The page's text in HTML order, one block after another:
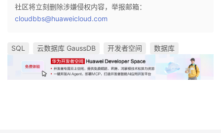
社区将立刻删除涉嫌侵权内容，举报邮箱：
cloudbbs@huaweicloud.com
SQL 云数据库 GaussDB 开发者空间 数据库